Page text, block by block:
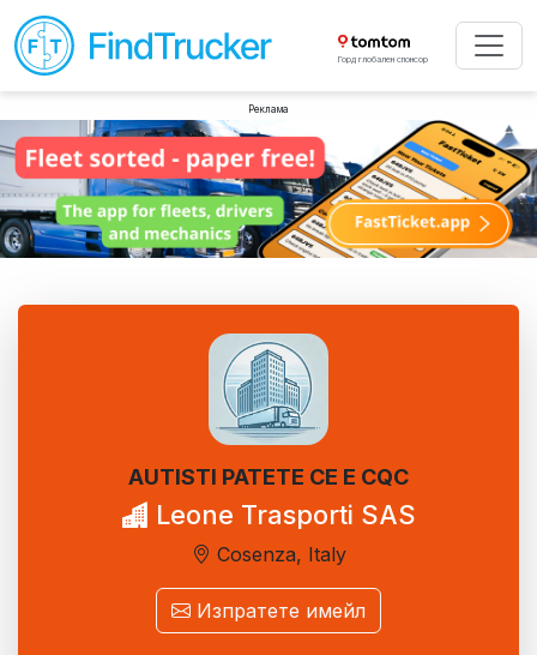
Горд глобален спонсор
Реклама
AUTISTI PATETE CE E CQC
Leone Trasporti SAS
Cosenza, Italy
Изпратете имейл